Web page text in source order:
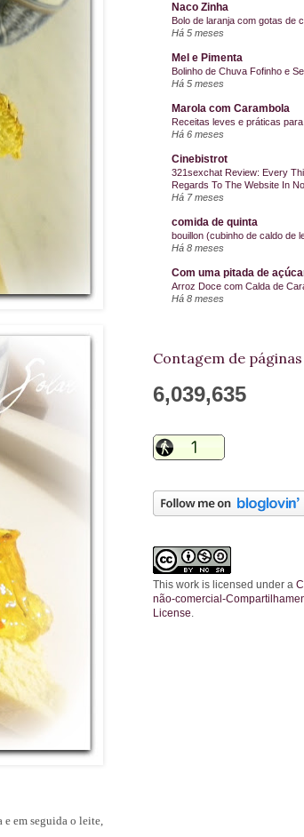
e em seguida o leite,
Naco Zinha
Bolo de laranja com gotas de
Há 5 meses
Mel e Pimenta
Bolinho de Chuva Fofinho e
Há 5 meses
Marola com Carambola
Receitas leves e práticas
Há 6 meses
Cinebistrot
321sexchat Review: Every
Regards To The Website In
Há 7 meses
comida de quinta
bouillon (cubinho de caldo de
Há 8 meses
Com uma pitada de
Arroz Doce com Calda de
Há 8 meses
Contagem de páginas
6,039,635
This work is licensed under a
não-comercial-
License.